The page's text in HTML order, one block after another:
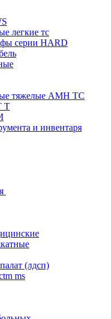
легкие тс
серии HARD
тяжелые AMH TC
T
и инвентаря
(лдсп)
ms